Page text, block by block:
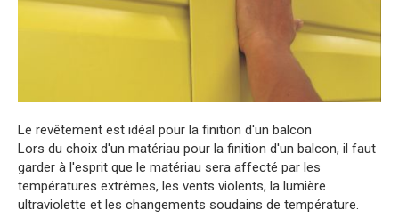
Le revêtement est idéal pour la finition d'un balcon
Lors du choix d'un matériau pour la finition d'un balcon, il faut
garder à l'esprit que le matériau sera affecté par les
températures extrêmes, les vents violents, la lumière
ultraviolette et les changements soudains de température.